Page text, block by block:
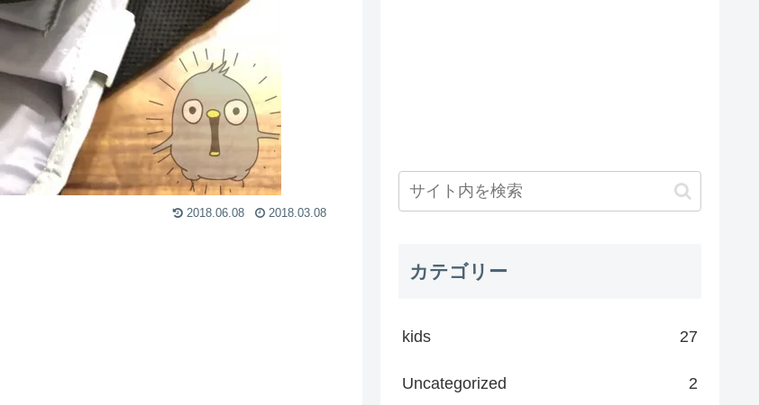
2018.06.08 2018.03.08
カテゴリー
kids 27
Uncategorized 2